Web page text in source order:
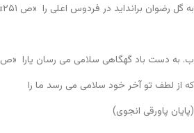
به گل رضوان برانداید در فردوس اعلی را «ص ۲۵۱»
ب. به دست باد گهگاهی سلامی می رسان یارا «ص ۲۵۶»
که از لطف تو آخر خود سلامی می رسد ما را
(پایان پاورقی انجوی)